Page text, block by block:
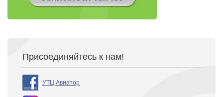
Присоединяйтесь к нам!
УТЦ Авиатор